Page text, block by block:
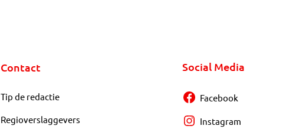
Contact
Tip de redactie
Regioverslaggevers
Social Media
Facebook
Instagram